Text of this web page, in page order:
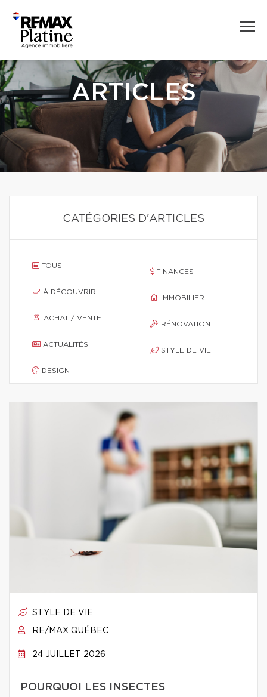
ARTICLES
CATÉGORIES D'ARTICLES
TOUS
À DÉCOUVRIR
ACHAT / VENTE
ACTUALITÉS
DESIGN
FINANCES
IMMOBILIER
RÉNOVATION
STYLE DE VIE
STYLE DE VIE
RE/MAX QUÉBEC
24 JUILLET 2026
POURQUOI LES INSECTES